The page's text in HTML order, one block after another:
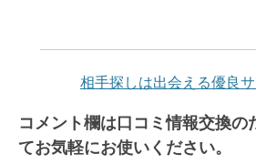
相手探しは出会える優良
コメント欄は口コミ情報交換の
てお気軽にお使いください。